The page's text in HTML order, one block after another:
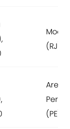
Moça
(RJ)
(PE)